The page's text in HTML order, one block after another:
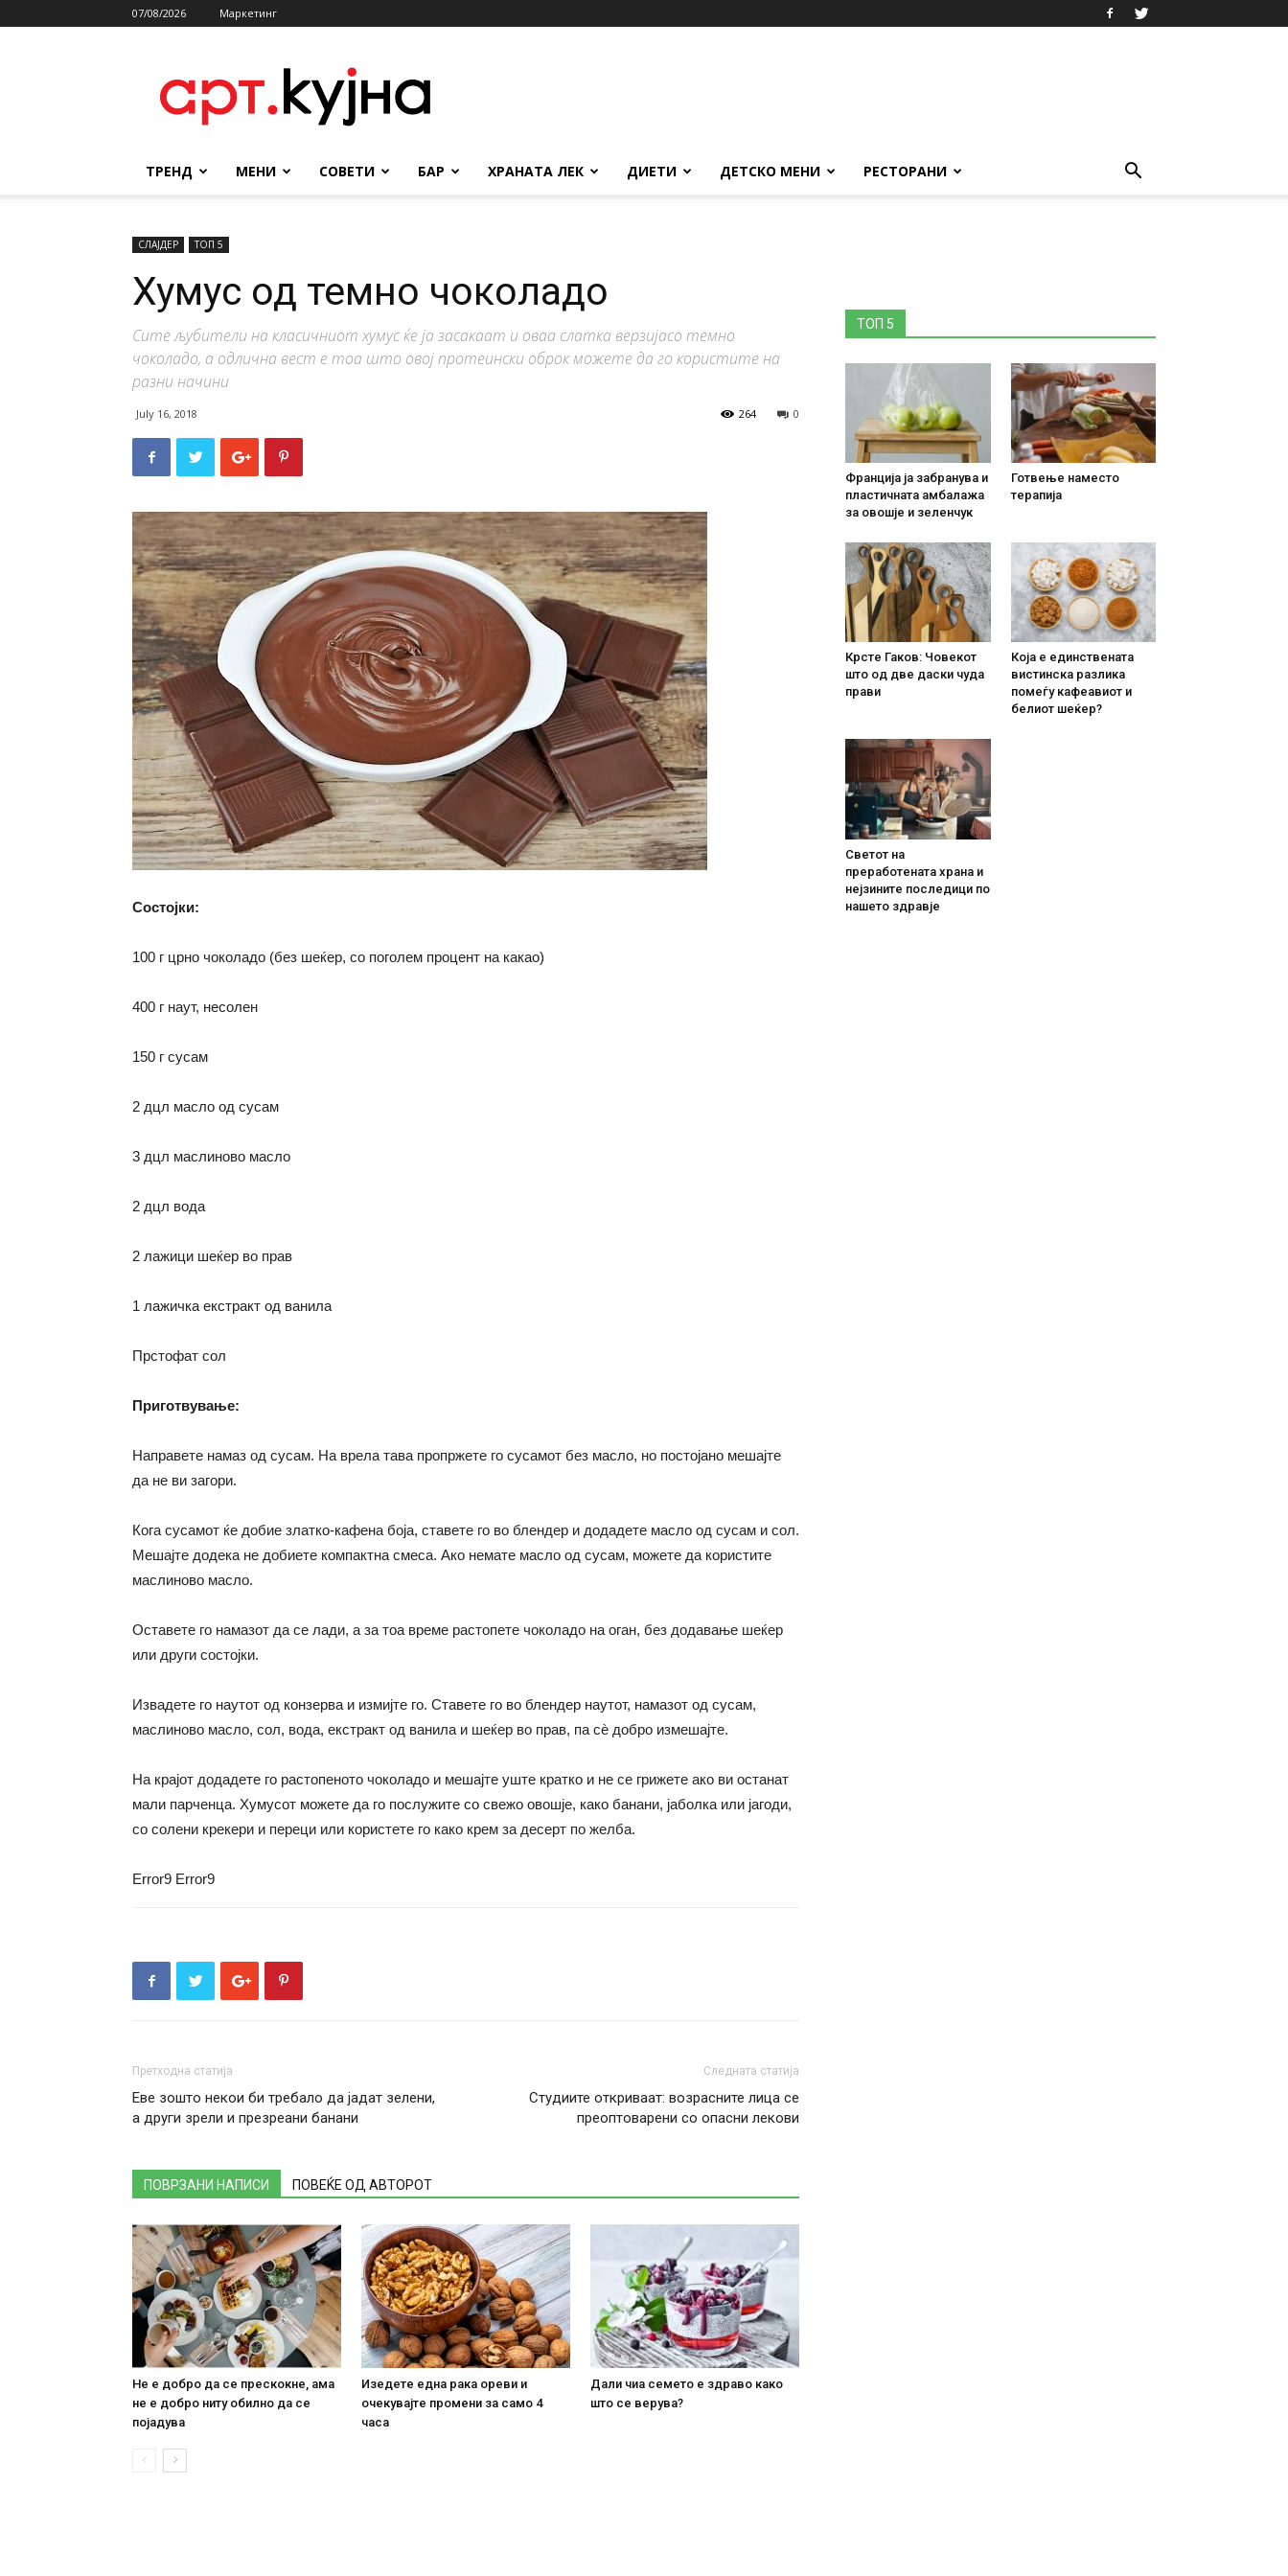
07/08/2026 Маркетинг
ТРЕНД МЕНИ СОВЕТИ БАР ХРАНАТА ЛЕК ДИЕТИ ДЕТСКО МЕНИ РЕСТОРАНИ
СЛАЈДЕР ТОП 5
Хумус од темно чоколадо
Сите љубители на класичниот хумус ќе ја засакаат и оваа слатка верзијасо темно
чоколадо, а одлична вест е тоа што овој протеински оброк можете да го користите на
разни начини
July 16, 2018 0
264
Состојки:
100 г црно чоколадо (без шеќер, со поголем процент на какао)
400 г наут, несолен
150 г сусам
2 дцл масло од сусам
3 дцл маслиново масло
2 дцл вода
2 лажици шеќер во прав
1 лажичка екстракт од ванила
Прстофат сол
Приготвување:
Направете намаз од сусам. На врела тава пропржете го сусамот без масло, но постојано мешајте
да не ви загори.
Кога сусамот ќе добие златко-кафена боја, ставете го во блендер и додадете масло од сусам и сол.
Мешајте додека не добиете компактна смеса. Ако немате масло од сусам, можете да користите
маслиново масло.
Оставете го намазот да се лади, а за тоа време растопете чоколадо на оган, без додавање шеќер
или други состојки.
Извадете го наутот од конзерва и измијте го. Ставете го во блендер наутот, намазот од сусам,
маслиново масло, сол, вода, екстракт од ванила и шеќер во прав, па сѐ добро измешајте.
На крајот додадете го растопеното чоколадо и мешајте уште кратко и не се грижете ако ви останат
мали парченца. Хумусот можете да го послужите со свежо овошје, како банани, јаболка или јагоди,
со солени крекери и переци или користете го како крем за десерт по желба.
Error9 Error9
Претходна статија
Еве зошто некои би требало да јадат зелени,
а други зрели и презреани банани
Следната статија
Студиите откриваат: возрасните лица се
преоптоварени со опасни лекови
ПОВРЗАНИ НАПИСИ ПОВЕЌЕ ОД АВТОРОТ
Не е добро да се прескокне, ама
не е добро ниту обилно да се
појадува
Изедете една рака ореви и
очекувајте промени за само 4
часа
Дали чиа семето е здраво како
што се верува?
ТОП 5
Франција ја забранува и
пластичната амбалажа
за овошје и зеленчук
Готвење наместо
терапија
Крсте Гаков: Човекот
што од две даски чуда
прави
Која е единствената
вистинска разлика
помеѓу кафеавиот и
белиот шеќер?
Светот на
преработената храна и
нејзините последици по
нашето здравје